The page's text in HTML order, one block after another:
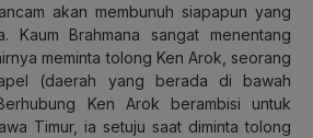
akan membunuh siapapun yang
Kaum Brahmana sangat menentang
meminta tolong Ken Arok, seorang
(daerah yang berada di bawah
Ken Arok berambisi untuk
Timur, ia setuju saat diminta tolong